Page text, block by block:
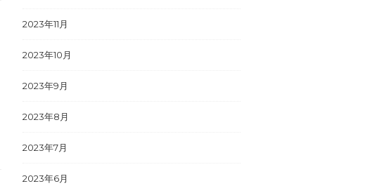
2023年11月
2023年10月
2023年9月
2023年8月
2023年7月
2023年6月